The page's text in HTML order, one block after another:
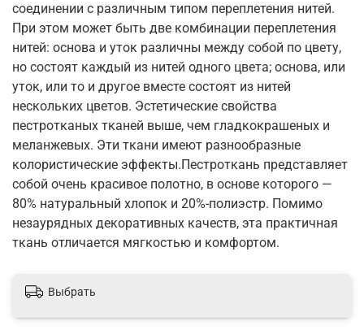
соединении с различным типом переплетения нитей.
При этом может быть две комбинации переплетения
нитей: основа и уток различны между собой по цвету,
но состоят каждый из нитей одного цвета; основа, или
уток, или то и другое вместе состоят из нитей
нескольких цветов. Эстетические свойства
пестротканых тканей выше, чем гладкокрашеных и
меланжевых. Эти ткани имеют разнообразные
колористические эффекты.Пестроткань представляет
собой очень красивое полотно, в основе которого —
80% натуральный хлопок и 20%-полиэстр. Помимо
незаурядных декоративных качеств, эта практичная
ткань отличается мягкостью и комфортом.
Выбрать